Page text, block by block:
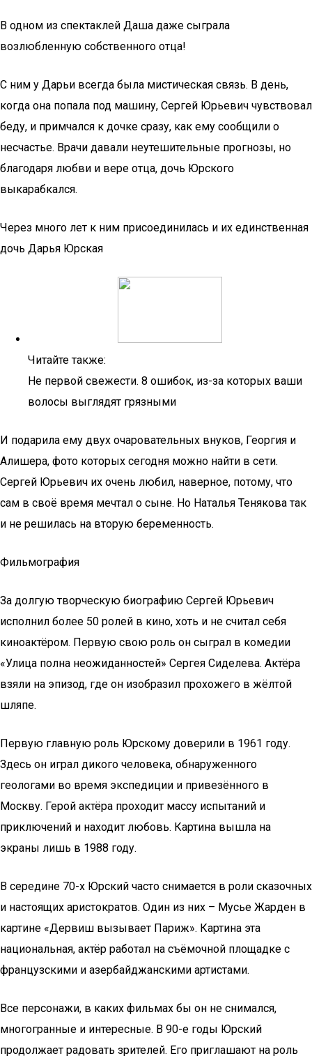
В одном из спектаклей Даша даже сыграла
возлюбленную собственного отца!
С ним у Дарьи всегда была мистическая связь. В день,
когда она попала под машину, Сергей Юрьевич чувствовал
беду, и примчался к дочке сразу, как ему сообщили о
несчастье. Врачи давали неутешительные прогнозы, но
благодаря любви и вере отца, дочь Юрского
выкарабкался.
Через много лет к ним присоединилась и их единственная
дочь Дарья Юрская
Читайте также:
Не первой свежести. 8 ошибок, из-за которых ваши
волосы выглядят грязными
И подарила ему двух очаровательных внуков, Георгия и
Алишера, фото которых сегодня можно найти в сети.
Сергей Юрьевич их очень любил, наверное, потому, что
сам в своё время мечтал о сыне. Но Наталья Тенякова так
и не решилась на вторую беременность.
Фильмография
За долгую творческую биографию Сергей Юрьевич
исполнил более 50 ролей в кино, хоть и не считал себя
киноактёром. Первую свою роль он сыграл в комедии
«Улица полна неожиданностей» Сергея Сиделева. Актёра
взяли на эпизод, где он изобразил прохожего в жёлтой
шляпе.
Первую главную роль Юрскому доверили в 1961 году.
Здесь он играл дикого человека, обнаруженного
геологами во время экспедиции и привезённого в
Москву. Герой актёра проходит массу испытаний и
приключений и находит любовь. Картина вышла на
экраны лишь в 1988 году.
В середине 70-х Юрский часто снимается в роли сказочных
и настоящих аристократов. Один из них – Мусье Жарден в
картине «Дервиш вызывает Париж». Картина эта
национальная, актёр работал на съёмочной площадке с
французскими и азербайджанскими артистами.
Все персонажи, в каких фильмах бы он не снимался,
многогранные и интересные. В 90-е годы Юрский
продолжает радовать зрителей. Его приглашают на роль